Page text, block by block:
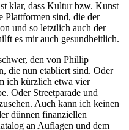
klar, dass Kultur bzw. Kunst
Plattformen sind, die der
und so letztlich auch der
es mir auch gesundheitlich.
den von Phillip
die nun etabliert sind. Oder
ich kürzlich etwa vier
Oder Streetparade und
Auch kann ich keinen
dünnen finanziellen
an Auflagen und dem